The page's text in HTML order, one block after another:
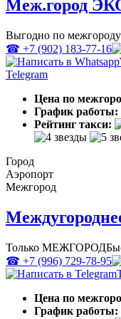
Меж.город
Выгодно по межгороду
☎ +7 (902) 183-77-16
Telegram
Цена по
График работы:
Рейтинг такси:
Город
Аэропорт
Межгород
Только МЕЖГОРОД
☎ +7 (996) 729-78-95
Цена по
График работы: